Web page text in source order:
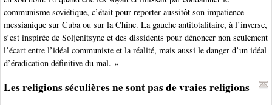
communisme soviétique, c’était pour reporter aussitôt son impatience
messianique sur Cuba ou sur la Chine. La gauche antitotalitaire, à l’inverse,
s’est inspirée de Soljenitsyne et des dissidents pour dénoncer non seulement
l’écart entre l’idéal communiste et la réalité, mais aussi le danger d’un idéal
d’éradication définitive du mal. »
Les religions séculières ne sont pas de vraies religions